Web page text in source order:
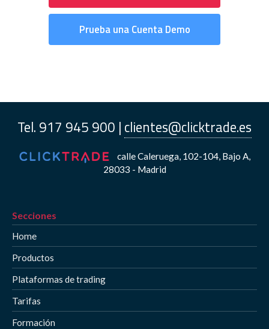
Prueba una Cuenta Demo
Tel. 917 945 900 | clientes@clicktrade.es
calle Caleruega, 102-104, Bajo A,
28033 - Madrid
Secciones
Home
Productos
Plataformas de trading
Tarifas
Formación